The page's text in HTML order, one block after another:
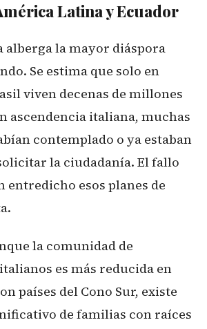
Latina y Ecuador
alberga la mayor diáspora
Se estima que solo en
viven decenas de millones
ascendencia italiana, muchas
contemplado o ya estaban
la ciudadanía. El fallo
entredicho esos planes de
la comunidad de
es más reducida en
países del Cono Sur, existe
de familias con raíces